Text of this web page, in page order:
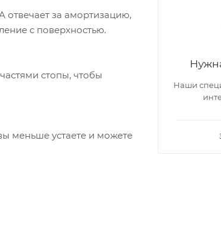
отвечает за амортизацию,
с поверхностью.
стопы, чтобы
меньше устаете и можете
Наши